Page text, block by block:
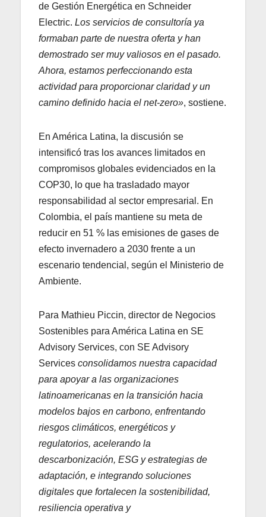
de Gestión Energética en Schneider
Electric. Los servicios de consultoría ya
formaban parte de nuestra oferta y han
demostrado ser muy valiosos en el pasado.
Ahora, estamos perfeccionando esta
actividad para proporcionar claridad y un
camino definido hacia el net-zero», sostiene.
En América Latina, la discusión se
intensificó tras los avances limitados en
compromisos globales evidenciados en la
COP30, lo que ha trasladado mayor
responsabilidad al sector empresarial. En
Colombia, el país mantiene su meta de
reducir en 51 % las emisiones de gases de
efecto invernadero a 2030 frente a un
escenario tendencial, según el Ministerio de
Ambiente.
Para Mathieu Piccin, director de Negocios
Sostenibles para América Latina en SE
Advisory Services, con SE Advisory
Services consolidamos nuestra capacidad
para apoyar a las organizaciones
latinoamericanas en la transición hacia
modelos bajos en carbono, enfrentando
riesgos climáticos, energéticos y
regulatorios, acelerando la
descarbonización, ESG y estrategias de
adaptación, e integrando soluciones
digitales que fortalecen la sostenibilidad,
resiliencia operativa y